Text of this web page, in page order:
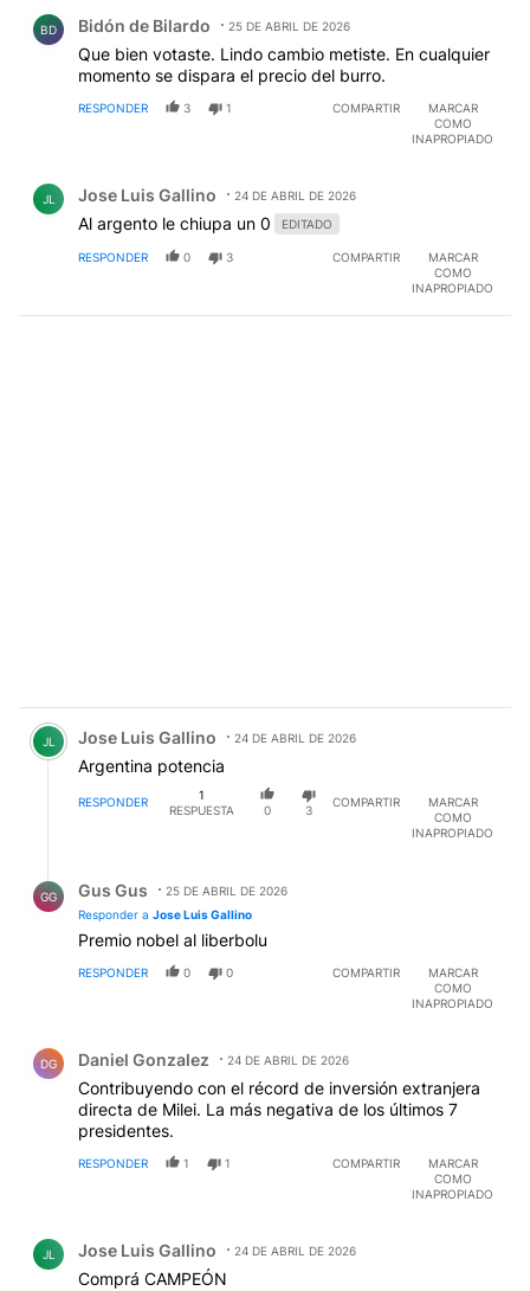
BD Bidón de Bilardo 25 DE ABRIL DE 2026
Que bien votaste. Lindo cambio metiste. En cualquier
momento se dispara el precio del burro.
RESPONDER 3 1 COMPARTIR
MARCAR
COMO
INAPROPIADO
JL Jose Luis Gallino 24 DE ABRIL DE 2026
Al argento le chiupa un 0 EDITADO
RESPONDER 0 3 COMPARTIR
MARCAR
COMO
INAPROPIADO
Comentario de Jose Luis Gallino.
JL Jose Luis Gallino 24 DE ABRIL DE 2026
Argentina potencia
RESPONDER
1
RESPUESTA
0 3
COMPARTIR
MARCAR
COMO
INAPROPIADO
GG Gus Gus
25 DE ABRIL DE 2026
Responder a Jose Luis Gallino
Premio nobel al liberbolu
RESPONDER 0 0 COMPARTIR
MARCAR
COMO
INAPROPIADO
DG Daniel Gonzalez 24 DE ABRIL DE 2026
Contribuyendo con el récord de inversión extranjera
directa de Milei. La más negativa de los últimos 7
presidentes.
RESPONDER 1 1 COMPARTIR
MARCAR
COMO
INAPROPIADO
JL Jose Luis Gallino 24 DE ABRIL DE 2026
Comprá CAMPEÓN